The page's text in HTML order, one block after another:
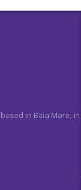
in Baia Mare, in